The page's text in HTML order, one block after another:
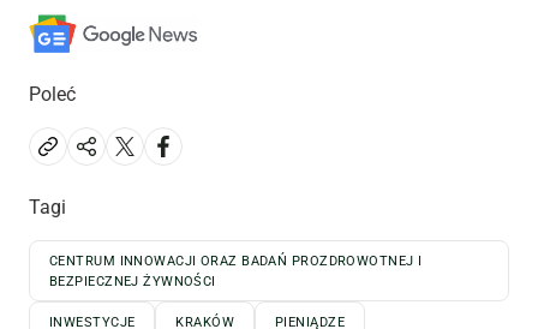
Poleć
Tagi
CENTRUM INNOWACJI ORAZ BADAŃ PROZDROWOTNEJ I
BEZPIECZNEJ ŻYWNOŚCI
INWESTYCJE KRAKÓW PIENIĄDZE